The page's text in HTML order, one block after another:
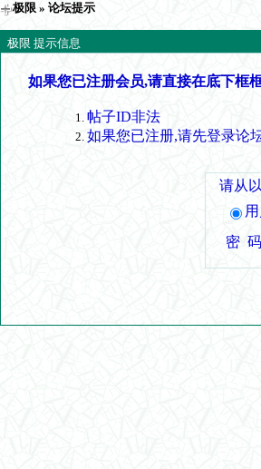
极限 » 论坛提示
极限 提示信息
如果您已注册会员,请直接在底下框
帖子ID非法
如果您已注册,请先登录论
请从
密 码